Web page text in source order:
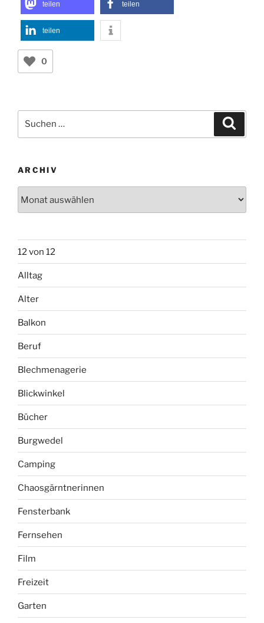
teilen teilen
teilen
0
nach:
ARCHIV
12 von 12
Alltag
Alter
Balkon
Beruf
Blechmenagerie
Blickwinkel
Bücher
Burgwedel
Camping
Chaosgärntnerinnen
Fensterbank
Fernsehen
Film
Freizeit
Garten